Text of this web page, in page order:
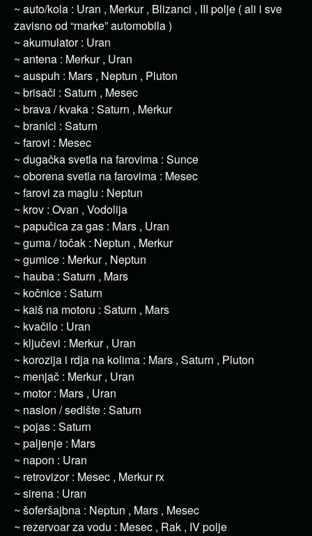
~ auto/kola : Uran , Merkur , Blizanci , III polje ( ali i sve
zavisno od “marke” automobila )
~ akumulator : Uran
~ antena : Merkur , Uran
~ auspuh : Mars , Neptun , Pluton
~ brisači : Saturn , Mesec
~ brava / kvaka : Saturn , Merkur
~ branici : Saturn
~ farovi : Mesec
~ dugačka svetla na farovima : Sunce
~ oborena svetla na farovima : Mesec
~ farovi za maglu : Neptun
~ krov : Ovan , Vodolija
~ papučica za gas : Mars , Uran
~ guma / točak : Neptun , Merkur
~ gumice : Merkur , Neptun
~ hauba : Saturn , Mars
~ kočnice : Saturn
~ kaiš na motoru : Saturn , Mars
~ kvačilo : Uran
~ ključevi : Merkur , Uran
~ korozija i rdja na kolima : Mars , Saturn , Pluton
~ menjač : Merkur , Uran
~ motor : Mars , Uran
~ naslon / sedište : Saturn
~ pojas : Saturn
~ paljenje : Mars
~ napon : Uran
~ retrovizor : Mesec , Merkur rx
~ sirena : Uran
~ šoferšajbna : Neptun , Mars , Mesec
~ rezervoar za vodu : Mesec , Rak , IV polje